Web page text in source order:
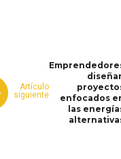
Artículo
siguiente
enfocados
las